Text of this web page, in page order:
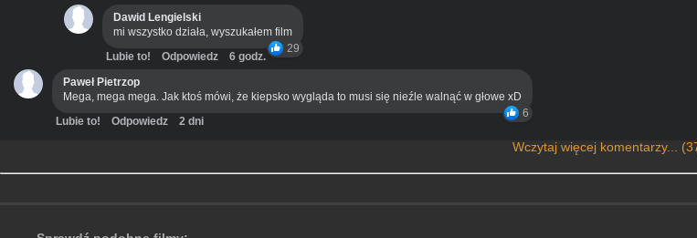
Dawid Lengielski
mi wszystko działa, wyszukałem film
29
Lubie to! Odpowiedz
6 godz.
Paweł Pietrzop
Mega, mega mega. Jak ktoś mówi, że kiepsko wygląda to musi się nieźle walnąć w głowe xD
6
Lubie to! Odpowiedz 2 dni
Wczytaj więcej komentarzy...